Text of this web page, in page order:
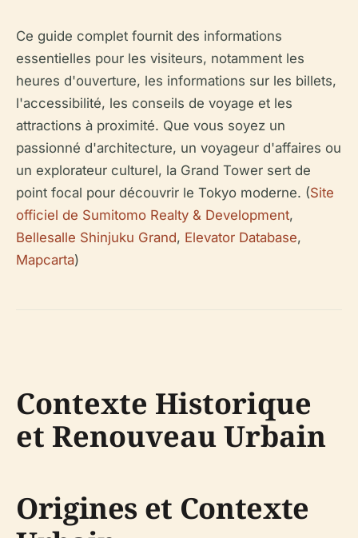
Ce guide complet fournit des informations
essentielles pour les visiteurs, notamment les
heures d'ouverture, les informations sur les billets,
l'accessibilité, les conseils de voyage et les
attractions à proximité. Que vous soyez un
passionné d'architecture, un voyageur d'affaires ou
un explorateur culturel, la Grand Tower sert de
point focal pour découvrir le Tokyo moderne. (Site
officiel de Sumitomo Realty & Development,
Bellesalle Shinjuku Grand, Elevator Database,
Mapcarta)
Contexte Historique
et Renouveau Urbain
Origines et Contexte